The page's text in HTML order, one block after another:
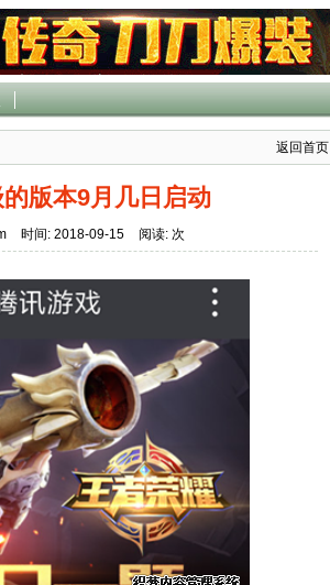
返回首页
版本9月几日启动
时间: 2018-09-15 阅读: 次